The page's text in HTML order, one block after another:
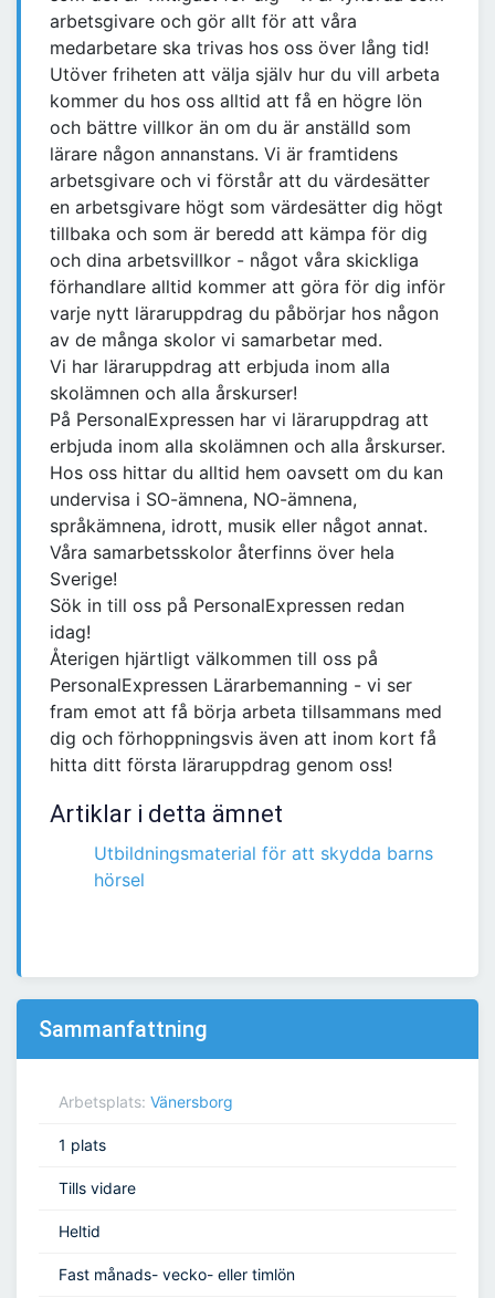
arbetsgivare och gör allt för att våra
medarbetare ska trivas hos oss över lång tid!
Utöver friheten att välja själv hur du vill arbeta
kommer du hos oss alltid att få en högre lön
och bättre villkor än om du är anställd som
lärare någon annanstans. Vi är framtidens
arbetsgivare och vi förstår att du värdesätter
en arbetsgivare högt som värdesätter dig högt
tillbaka och som är beredd att kämpa för dig
och dina arbetsvillkor - något våra skickliga
förhandlare alltid kommer att göra för dig inför
varje nytt läraruppdrag du påbörjar hos någon
av de många skolor vi samarbetar med.
Vi har läraruppdrag att erbjuda inom alla
skolämnen och alla årskurser!
På PersonalExpressen har vi läraruppdrag att
erbjuda inom alla skolämnen och alla årskurser.
Hos oss hittar du alltid hem oavsett om du kan
undervisa i SO-ämnena, NO-ämnena,
språkämnena, idrott, musik eller något annat.
Våra samarbetsskolor återfinns över hela
Sverige!
Sök in till oss på PersonalExpressen redan
idag!
Återigen hjärtligt välkommen till oss på
PersonalExpressen Lärarbemanning - vi ser
fram emot att få börja arbeta tillsammans med
dig och förhoppningsvis även att inom kort få
hitta ditt första läraruppdrag genom oss!
Artiklar i detta ämnet
Utbildningsmaterial för att skydda barns
hörsel
Sammanfattning
Arbetsplats: Vänersborg
1 plats
Tills vidare
Heltid
Fast månads- vecko- eller timlön